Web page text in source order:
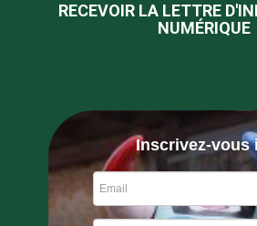
RECEVOIR LA LETTRE
NUMÉRIQUE
Inscrivez-vous